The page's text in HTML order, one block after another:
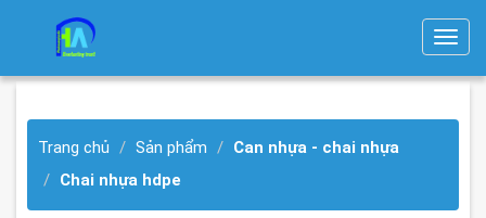
T
g
Trang chủ Sản phẩm
Can nhựa - chai nhựa
Chai nhựa hdpe